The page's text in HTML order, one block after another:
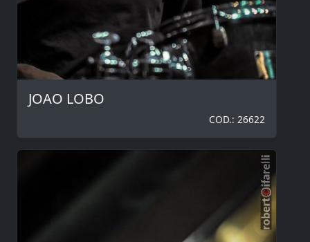
JOAO LOBO
COD.: 26622